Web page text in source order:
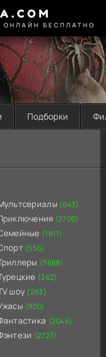
БЕСПЛАТНО
Подборки
(643)
(2706)
(1811)
(556)
(3888)
(362)
шоу (263)
(920)
(2046)
(2727)